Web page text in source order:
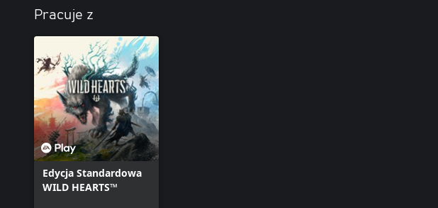
Pracuje z
Edycja Standardowa
WILD HEARTS™